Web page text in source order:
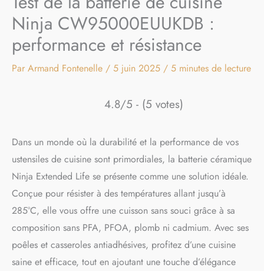
Ninja CW95000EUUKDB :
performance et résistance
Par Armand Fontenelle / 5 juin 2025 / 5 minutes de lecture
4.8/5 - (5 votes)
Dans un monde où la durabilité et la performance de vos
ustensiles de cuisine sont primordiales, la batterie céramique
Ninja Extended Life se présente comme une solution idéale.
Conçue pour résister à des températures allant jusqu’à
285°C, elle vous offre une cuisson sans souci grâce à sa
composition sans PFA, PFOA, plomb ni cadmium. Avec ses
poêles et casseroles antiadhésives, profitez d’une cuisine
saine et efficace, tout en ajoutant une touche d’élégance